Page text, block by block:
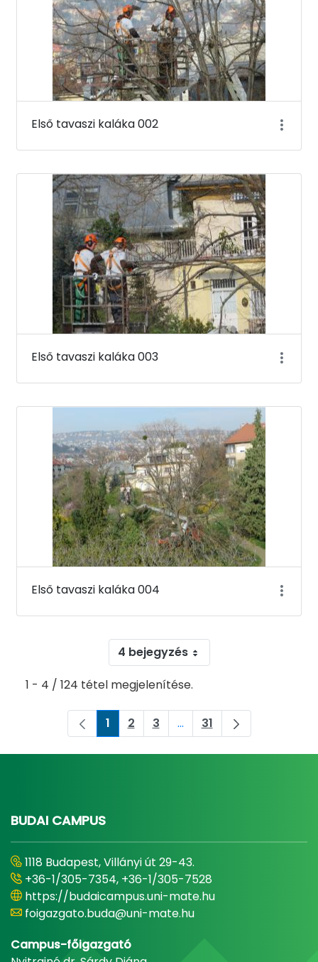
Első tavaszi kaláka 002
Első tavaszi kaláka 003
Első tavaszi kaláka 004
4 bejegyzés
1 - 4 / 124 tétel megjelenítése.
Oldal
1 Oldal
2 Oldal
3 ...Köztes oldalak
Oldal
31
BUDAI CAMPUS
1118 Budapest, Villányi út 29-43.
+36-1/305-7354, +36-1/305-7528
https://budaicampus.uni-mate.hu
foigazgato.buda@uni-mate.hu
Campus-főigazgató